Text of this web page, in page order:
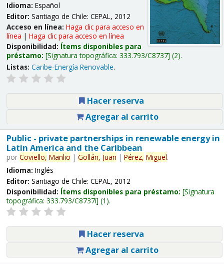
Idioma: Español
Editor: Santiago de Chile: CEPAL, 2012
Acceso en línea: Haga clic para acceso en
línea | Haga clic para acceso en línea
Disponibilidad: Ítems disponibles para
préstamo: Signatura topográfica: 333.793/C8737 (2).
Listas: Caribe-Energía Renovable.
Hacer reserva
Agregar al carrito
Public - private partnerships in renewable energy in
Latin America and the Caribbean
por Coviello, Manlio | Gollán, Juan | Pérez, Miguel.
Idioma: Inglés
Editor: Santiago de Chile: CEPAL, 2012
Disponibilidad: Ítems disponibles para préstamo: Signatura
topográfica: 333.793/C8737i (1).
Hacer reserva
Agregar al carrito